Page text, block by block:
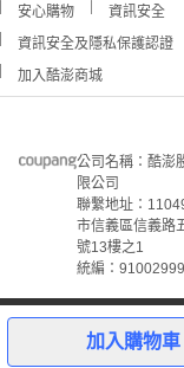
加入購物車
安心購物
資訊安全
資訊安全及隱私保護認證
加入酷澎商城
公司名稱：酷澎
限公司
聯繫地址：
市信義區信義路
號13樓之1
統編：91002999
©Coupang Taiwan Co.,
本網站上顯示的所有商標、
限公司和/或其在美國和其